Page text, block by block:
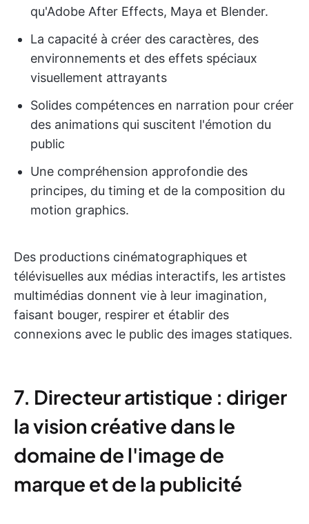
qu'Adobe After Effects, Maya et Blender.
La capacité à créer des caractères, des
environnements et des effets spéciaux
visuellement attrayants
Solides compétences en narration pour créer
des animations qui suscitent l'émotion du
public
Une compréhension approfondie des
principes, du timing et de la composition du
motion graphics.
Des productions cinématographiques et
télévisuelles aux médias interactifs, les artistes
multimédias donnent vie à leur imagination,
faisant bouger, respirer et établir des
connexions avec le public des images statiques.
7. Directeur artistique : diriger
la vision créative dans le
domaine de l'image de
marque et de la publicité